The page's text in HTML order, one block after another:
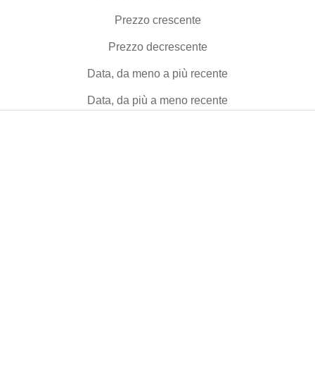
Prezzo crescente
Prezzo decrescente
Data, da meno a più recente
Data, da più a meno recente